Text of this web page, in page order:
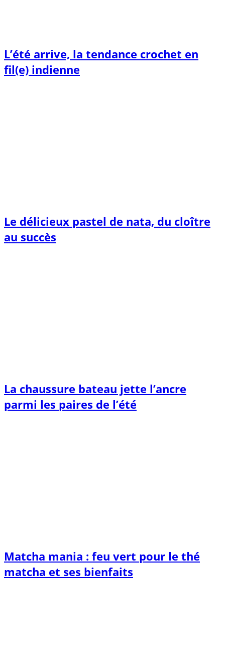
L’été arrive, la tendance crochet en
fil(e) indienne
Le délicieux pastel de nata, du cloître
au succès
La chaussure bateau jette l’ancre
parmi les paires de l’été
Matcha mania : feu vert pour le thé
matcha et ses bienfaits